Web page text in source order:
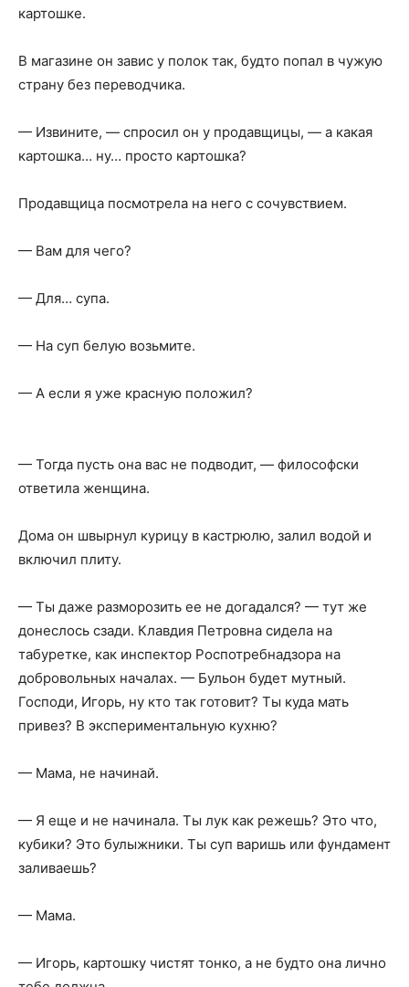
картошке.
В магазине он завис у полок так, будто попал в чужую
страну без переводчика.
— Извините, — спросил он у продавщицы, — а какая
картошка… ну… просто картошка?
Продавщица посмотрела на него с сочувствием.
— Вам для чего?
— Для… супа.
— На суп белую возьмите.
— А если я уже красную положил?
— Тогда пусть она вас не подводит, — философски
ответила женщина.
Дома он швырнул курицу в кастрюлю, залил водой и
включил плиту.
— Ты даже разморозить ее не догадался? — тут же
донеслось сзади. Клавдия Петровна сидела на
табуретке, как инспектор Роспотребнадзора на
добровольных началах. — Бульон будет мутный.
Господи, Игорь, ну кто так готовит? Ты куда мать
привез? В экспериментальную кухню?
— Мама, не начинай.
— Я еще и не начинала. Ты лук как режешь? Это что,
кубики? Это булыжники. Ты суп варишь или фундамент
заливаешь?
— Мама.
— Игорь, картошку чистят тонко, а не будто она лично